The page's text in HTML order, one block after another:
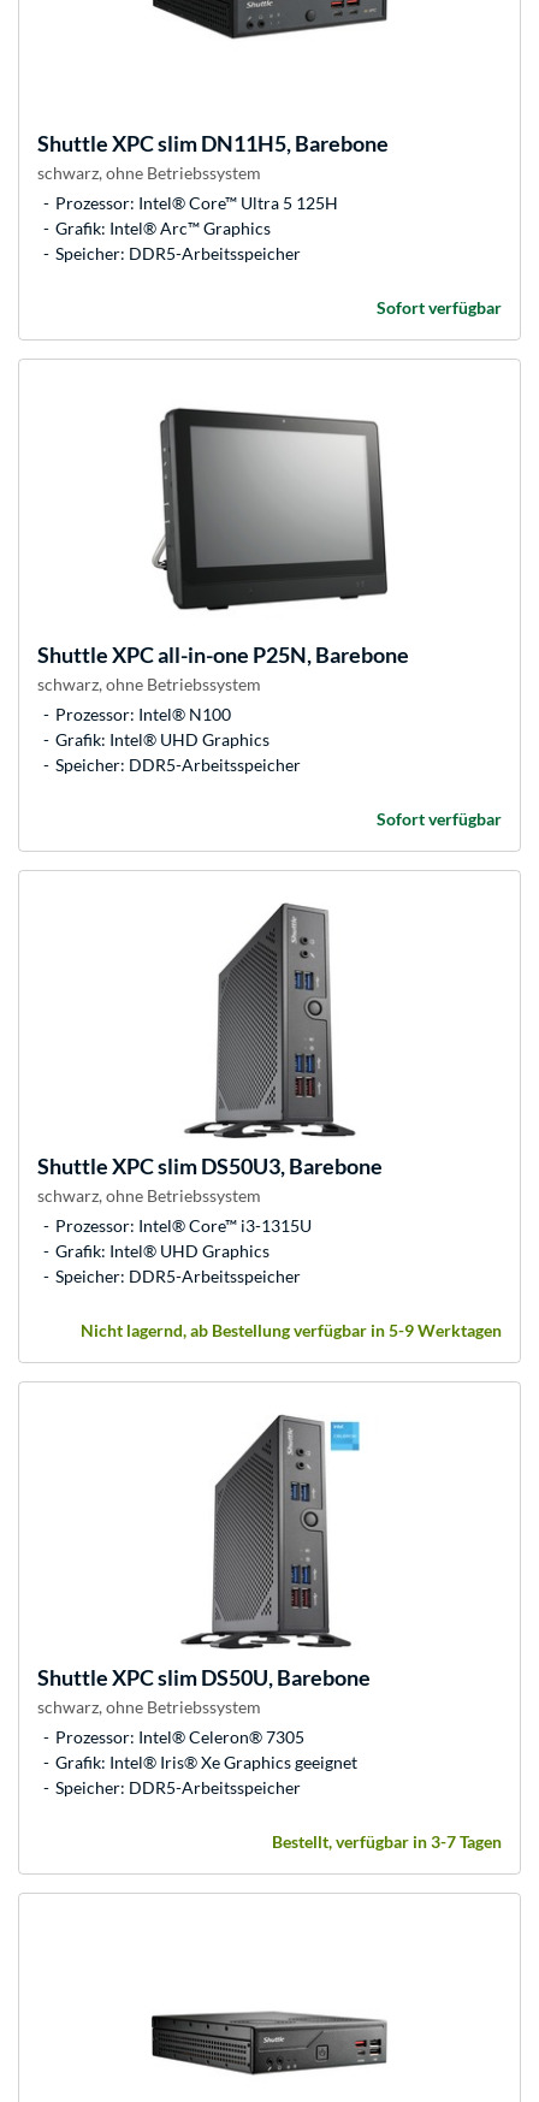
ShuttleXPC slim DN11H5, Barebone
schwarz, ohne Betriebssystem
Prozessor: Intel® Core™ Ultra 5 125H
Grafik: Intel® Arc™ Graphics
Speicher: DDR5-Arbeitsspeicher
Sofort verfügbar
ShuttleXPC all-in-one P25N, Barebone
schwarz, ohne Betriebssystem
Prozessor: Intel® N100
Grafik: Intel® UHD Graphics
Speicher: DDR5-Arbeitsspeicher
Sofort verfügbar
ShuttleXPC slim DS50U3, Barebone
schwarz, ohne Betriebssystem
Prozessor: Intel® Core™ i3-1315U
Grafik: Intel® UHD Graphics
Speicher: DDR5-Arbeitsspeicher
Nicht lagernd, ab Bestellung verfügbar in 5-9 Werktagen
ShuttleXPC slim DS50U, Barebone
schwarz, ohne Betriebssystem
Prozessor: Intel® Celeron® 7305
Grafik: Intel® Iris® Xe Graphics geeignet
Speicher: DDR5-Arbeitsspeicher
Bestellt, verfügbar in 3-7 Tagen